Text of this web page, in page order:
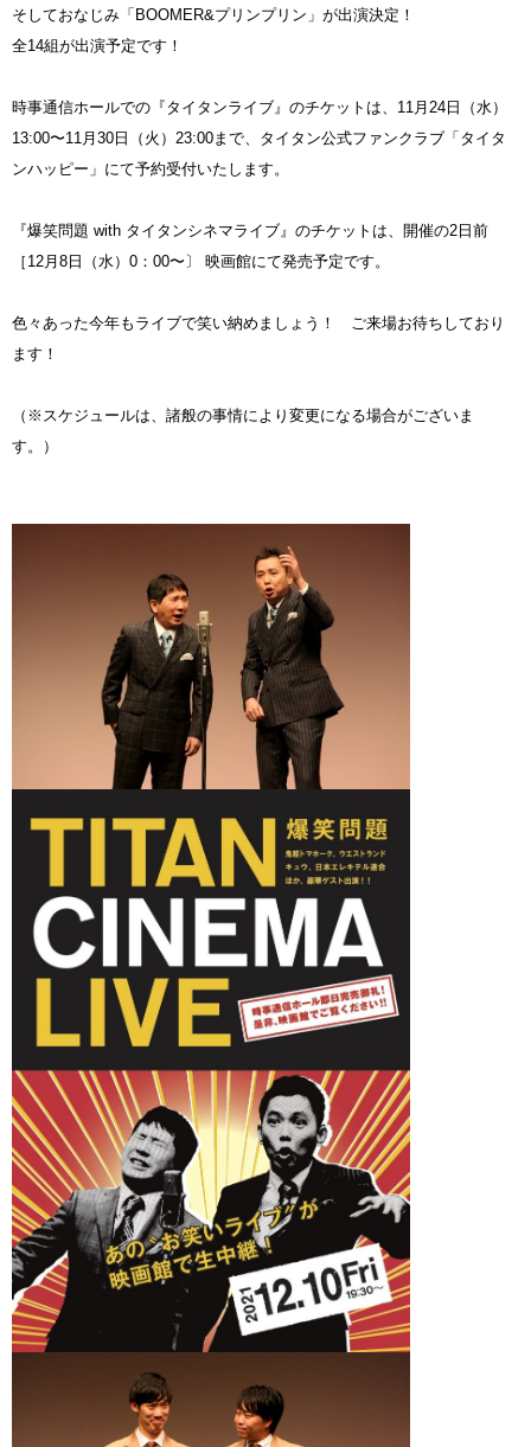
そしておなじみ「BOOMER&プリンプリン」が出演決定！
全14組が出演予定です！
時事通信ホールでの『タイタンライブ』のチケットは、11月24日（水）
13:00〜11月30日（火）23:00まで、タイタン公式ファンクラブ「タイタ
ンハッピー」にて予約受付いたします。
『爆笑問題 with タイタンシネマライブ』のチケットは、開催の2日前
［12月8日（水）0：00〜〕 映画館にて発売予定です。
色々あった今年もライブで笑い納めましょう！ ご来場お待ちしており
ます！
（※スケジュールは、諸般の事情により変更になる場合がございま
す。）